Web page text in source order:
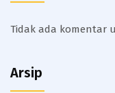
Tidak ada komentar
Arsip